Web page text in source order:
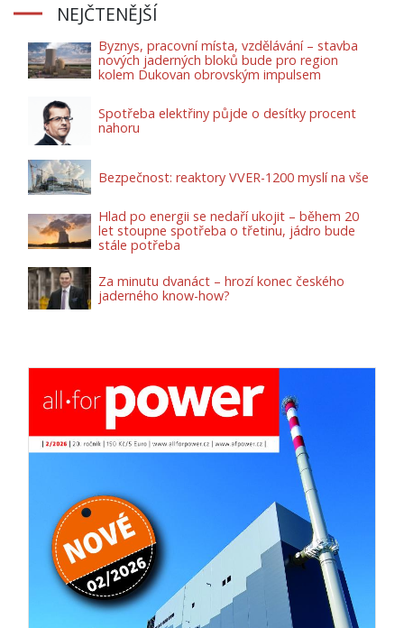
NEJČTENĚJŠÍ
Byznys, pracovní místa, vzdělávání – stavba
nových jaderných bloků bude pro region
kolem Dukovan obrovským impulsem
Spotřeba elektřiny půjde o desítky procent
nahoru
Bezpečnost: reaktory VVER-1200 myslí na vše
Hlad po energii se nedaří ukojit – během 20
let stoupne spotřeba o třetinu, jádro bude
stále potřeba
Za minutu dvanáct – hrozí konec českého
jaderného know-how?